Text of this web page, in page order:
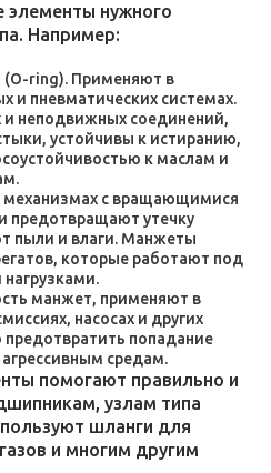
элементы нужного
Например:
(O-ring). Применяют в
и пневматических системах.
неподвижных соединений,
устойчивы к истиранию,
к маслам и
с вращающимися
предотвращают утечку
пыли и влаги. Манжеты
которые работают под
манжет, применяют в
насосах и других
предотвратить попадание
средам.
помогают правильно и
узлам типа
шланги для
и многим другим